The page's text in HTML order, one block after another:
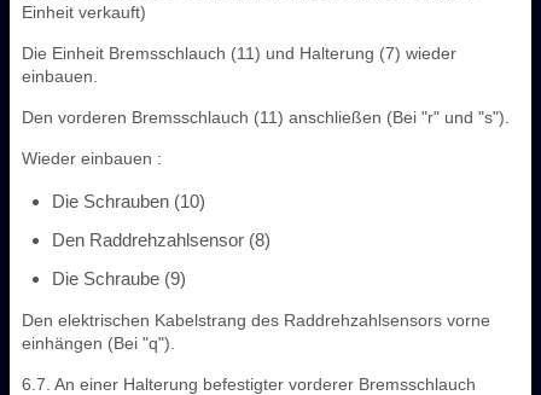
Einheit verkauft)
Die Einheit Bremsschlauch (11) und Halterung (7) wieder
einbauen.
Den vorderen Bremsschlauch (11) anschließen (Bei "r" und "s").
Wieder einbauen :
Die Schrauben (10)
Den Raddrehzahlsensor (8)
Die Schraube (9)
Den elektrischen Kabelstrang des Raddrehzahlsensors vorne
einhängen (Bei "q").
6.7. An einer Halterung befestigter vorderer Bremsschlauch